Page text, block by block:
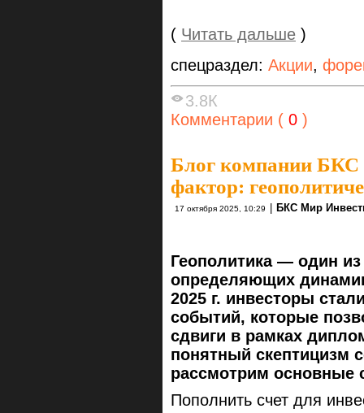
( Читать дальше )
спецраздел: Акции,
3.8К
Комментарии ( 0 )
Блог компании БКС
фактор:
17 октября 2025, 10:29 БКС Мир
Геополитика — один
определяющих
2025 г. инвесторы
событий, которые
сдвиги в рамках
понятный скептицизм
рассмотрим основные
Пополнить счет для